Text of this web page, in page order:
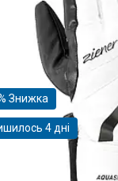
4 дні